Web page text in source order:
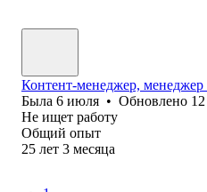
Контент-менеджер, менеджер
Была 6 июля • Обновлено
Не ищет работу
Общий опыт
25 лет 3 месяца